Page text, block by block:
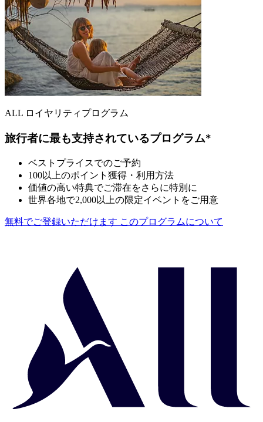
ALL ロイヤリティプログラム
旅行者に最も支持されているプログラム*
ベストプライスでのご予約
100以上のポイント獲得・利用方法
価値の高い特典でご滞在をさらに特別に
世界各地で2,000以上の限定イベントをご用意
無料でご登録いただけます このプログラムについて